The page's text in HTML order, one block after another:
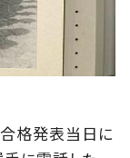
格発表当日に